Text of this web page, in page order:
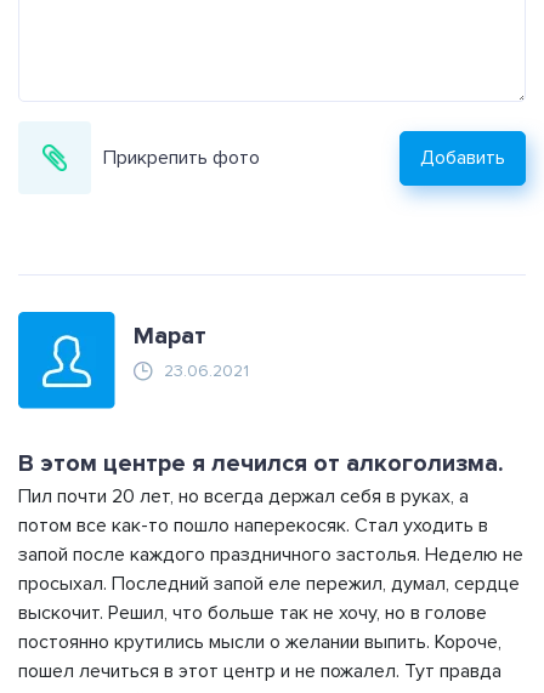
Прикрепить фото Добавить
Марат
23.06.2021
В этом центре я лечился от алкоголизма.
Пил почти 20 лет, но всегда держал себя в руках, а
потом все как-то пошло наперекосяк. Стал уходить в
запой после каждого праздничного застолья. Неделю не
просыхал. Последний запой еле пережил, думал, сердце
выскочит. Решил, что больше так не хочу, но в голове
постоянно крутились мысли о желании выпить. Короче,
пошел лечиться в этот центр и не пожалел. Тут правда